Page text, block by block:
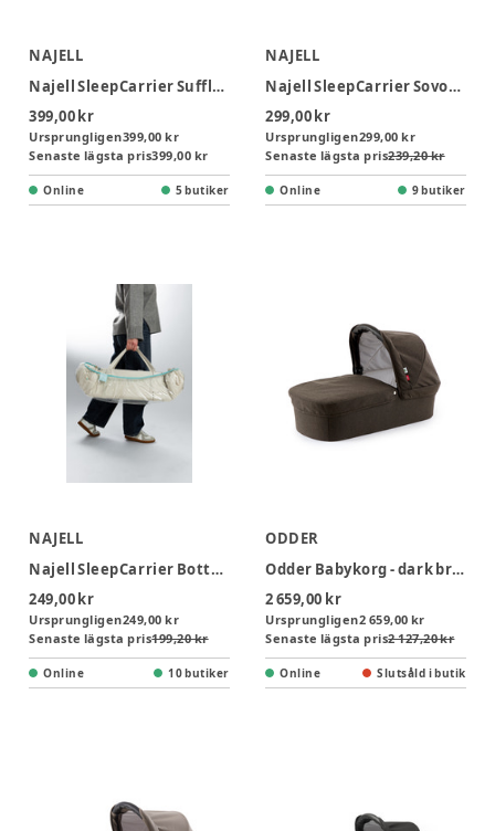
NAJELL
Najell SleepCarrier Sufflett - Oat Beige
399,00 kr
Ursprungligen399,00 kr
Senaste lägsta pris399,00 kr
Online 5 butiker
NAJELL
Najell SleepCarrier Sovorm - Ivory White
299,00 kr
Ursprungligen299,00 kr
Senaste lägsta pris239,20 kr
Online 9 butiker
NAJELL
Najell SleepCarrier Bottenskydd - Transparant
249,00 kr
Ursprungligen249,00 kr
Senaste lägsta pris199,20 kr
Online 10 butiker
ODDER
Odder Babykorg - dark brown
2 659,00 kr
Ursprungligen2 659,00 kr
Senaste lägsta pris2 127,20 kr
Online Slutsåld i butik